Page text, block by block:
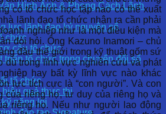
Hình Ảnh & Phong Cách Lãnh
lực lãnh đạo kỷ nguyên số
chức
cấu tổ chức
triển tổ chức trong chuyển đổi số
tổ chức
quả thực thi
năng lõi
có tổ chức học tập nào có thể xuất
lãnh đạo tổ chức nhận ra cần phải
nghiệp như là một điều kiện mà
đòi hỏi. Ông Kazuno Inamori – chủ
đầu thế giới trong kỹ thuật gốm sứ
dù trong lĩnh vực nghiên cứu và phát
hay bất kỳ lĩnh vực nào khác
lực tích cực là “con người”. Và con
của riêng họ, tư duy của riêng họ và
riêng họ. Nếu như người lao động